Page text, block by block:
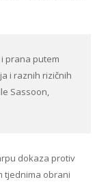
prana putem
i raznih rizičnih
Sassoon,
dokaza protiv
tjednima obrani